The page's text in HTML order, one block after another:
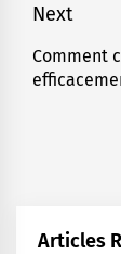
Next
Next
post:
Comment
Articles